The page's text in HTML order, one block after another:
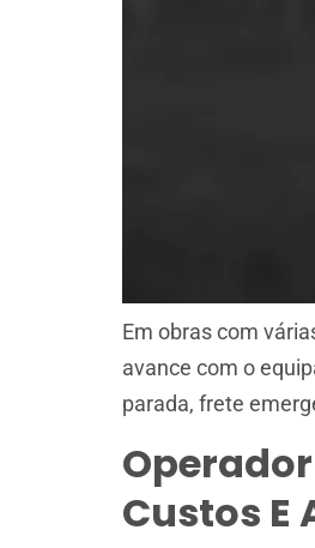
Em obras com
avance com o
parada, frete
Custos